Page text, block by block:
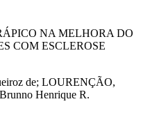
NA MELHORA DO
COM ESCLEROSE
de; LOURENÇÃO,
Henrique R.